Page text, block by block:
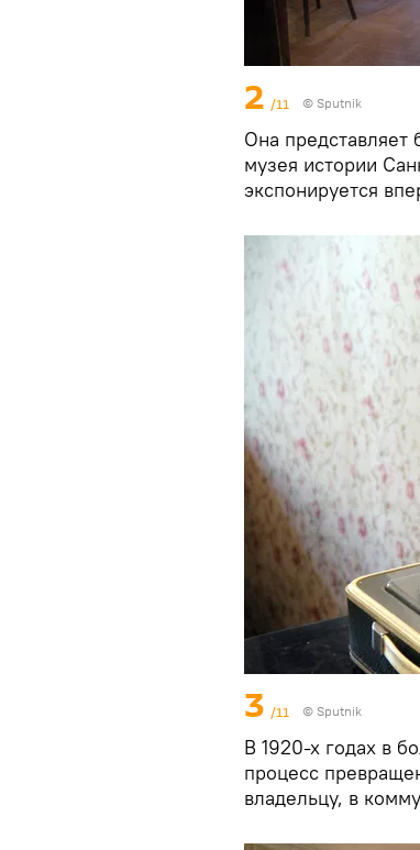
2 /11 © Sputnik
Она представляет
музея истории
экспонируется
3 /11 © Sputnik
В 1920-х годах в
процесс
владельцу, в